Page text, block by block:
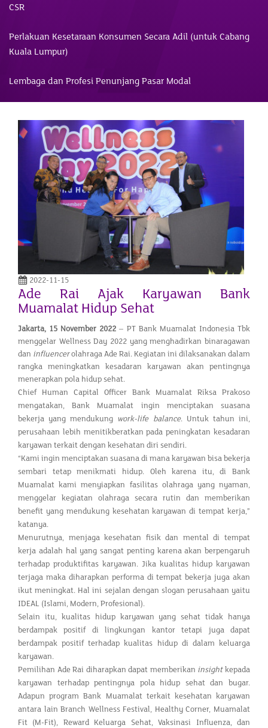
CSR
Perlakuan Kesetaraan Konsumen Secara Adil (untuk Cabang
Kuala Lumpur)
Lembaga dan Profesi Penunjang Pasar Modal
2022-11-15
Ade Rai Ajak Karyawan Bank
Muamalat Hidup Sehat
Jakarta, 15 November 2022 – PT Bank Muamalat Indonesia Tbk
menggelar Wellness Day 2022 yang menghadirkan binaragawan
dan influencerolahraga Ade Rai. Kegiatan ini dilaksanakan dalam
rangka meningkatkan kesadaran karyawan akan pentingnya
menerapkan pola hidup sehat.
Chief Human Capital Officer Bank Muamalat Riksa Prakoso
mengatakan, Bank Muamalat ingin menciptakan suasana
bekerja yang mendukung work-life balance. Untuk tahun ini,
perusahaan lebih menitikberatkan pada peningkatan kesadaran
karyawan terkait dengan kesehatan diri sendiri.
“Kami ingin menciptakan suasana di mana karyawan bisa bekerja
sembari tetap menikmati hidup. Oleh karena itu, di Bank
Muamalat kami menyiapkan fasilitas olahraga yang nyaman,
menggelar kegiatan olahraga secara rutin dan memberikan
benefit yang mendukung kesehatan karyawan di tempat kerja,”
katanya.
Menurutnya, menjaga kesehatan fisik dan mental di tempat
kerja adalah hal yang sangat penting karena akan berpengaruh
terhadap produktifitas karyawan. Jika kualitas hidup karyawan
terjaga maka diharapkan performa di tempat bekerja juga akan
ikut meningkat. Hal ini sejalan dengan slogan perusahaan yaitu
IDEAL (Islami, Modern, Profesional).
Selain itu, kualitas hidup karyawan yang sehat tidak hanya
berdampak positif di lingkungan kantor tetapi juga dapat
berdampak positif terhadap kualitas hidup di dalam keluarga
karyawan.
Pemilihan Ade Rai diharapkan dapat memberikan insightkepada
karyawan terhadap pentingnya pola hidup sehat dan bugar.
Adapun program Bank Muamalat terkait kesehatan karyawan
antara lain Branch Wellness Festival, Healthy Corner, Muamalat
Fit (M-Fit), Reward Keluarga Sehat, Vaksinasi Influenza, dan